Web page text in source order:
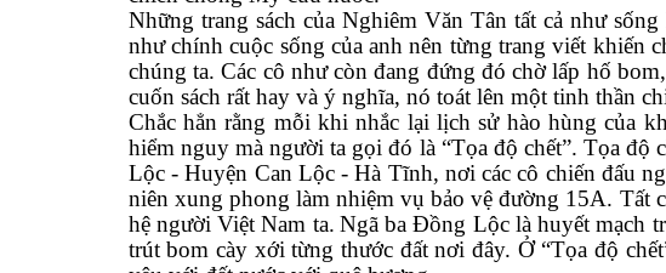
Những trang sách của Nghiêm Văn Tân tất cả như
như chính cuộc sống của anh nên từng trang viết khiến
chúng ta. Các cô như còn đang đứng đó chờ lấp hố
cuốn sách rất hay và ý nghĩa, nó toát lên một tinh thần
Chắc hẳn rằng mỗi khi nhắc lại lịch sử hào hùng của
hiểm nguy mà người ta gọi đó là “Tọa độ chết”. Tọa
Lộc - Huyện Can Lộc - Hà Tĩnh, nơi các cô chiến đấu
niên xung phong làm nhiệm vụ bảo vệ đường 15A. Tất
hệ người Việt Nam ta. Ngã ba Đồng Lộc là huyết mạch
trút bom cày xới từng thước đất nơi đây. Ở “Tọa độ